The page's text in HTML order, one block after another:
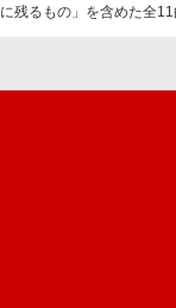
に残るもの」を含めた全